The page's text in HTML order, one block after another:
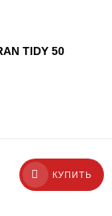
TIDY 50
КУПИТЬ